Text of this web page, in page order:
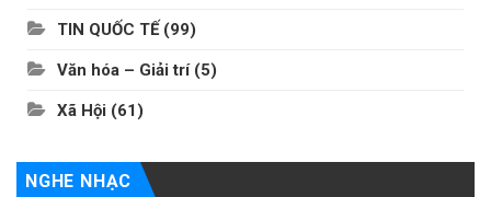
TIN QUỐC TẾ (99)
Văn hóa – Giải trí(5)
Xã Hội (61)
NGHE NHẠC